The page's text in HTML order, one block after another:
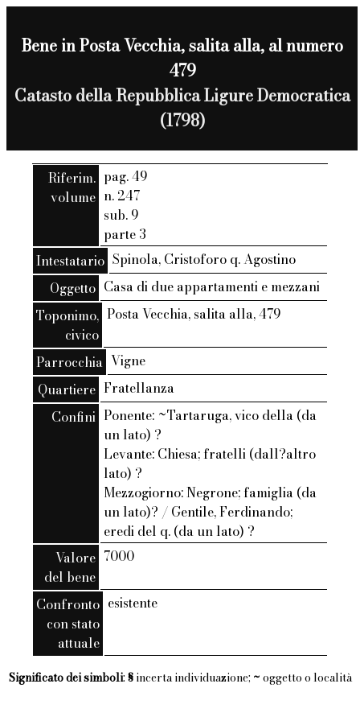
Bene in Posta Vecchia, salita alla, al numero
479
Catasto della Repubblica Ligure Democratica
(1798)
Riferim.
volume
pag. 49
n. 247
sub. 9
parte 3
Intestatario Spinola, Cristoforo q. Agostino
Oggetto Casa di due appartamenti e mezzani
Toponimo,
civico
Posta Vecchia, salita alla, 479
Parrocchia Vigne
Quartiere Fratellanza
Confini Ponente: ~Tartaruga, vico della (da
un lato) ?
Levante: Chiesa; fratelli (dall?altro
lato) ?
Mezzogiorno: Negrone; famiglia (da
un lato)? / Gentile, Ferdinando;
eredi del q. (da un lato) ?
Valore
del bene
7000
Confronto
con stato
attuale
esistente
Significato dei simboli: §incerta individuazione; ~ oggetto o località